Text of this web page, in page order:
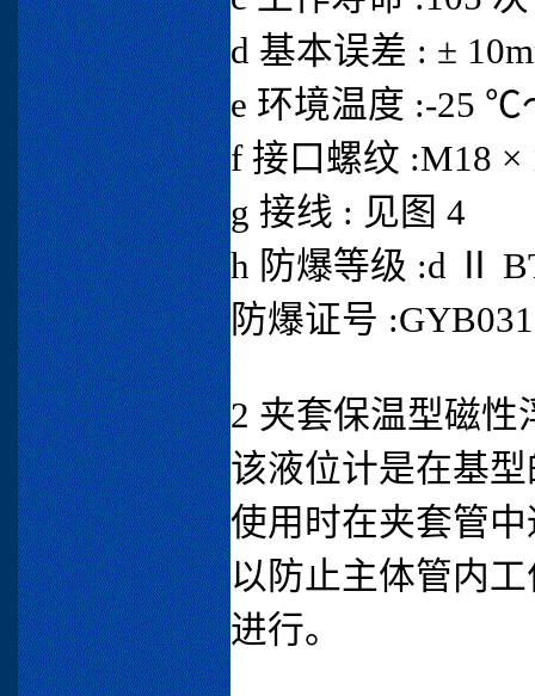
d 基本误差 : ±
e 环境温度 :-25
f 接口螺纹 :M18 ×
g 接线 : 见图 4
h 防爆等级 :d Ⅱ
防爆证号
2 夹套保温型磁性
该液位计是在基
使用时在夹套管
以防止主体管内
进行。